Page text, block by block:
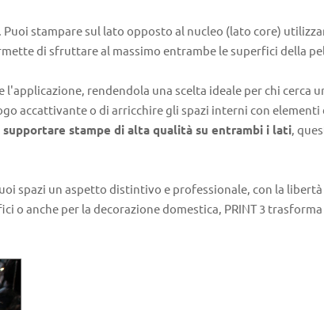
. Puoi stampare sul lato opposto al nucleo (lato core)
di sfruttare al massimo entrambe le superfici della
l'applicazione, rendendola una scelta ideale per chi cerca
accattivante o di arricchire gli spazi interni con elementi
stampe di alta qualità su entrambi i lati,
spazi un aspetto distintivo e professionale, con la
o anche per la decorazione domestica, PRINT 3